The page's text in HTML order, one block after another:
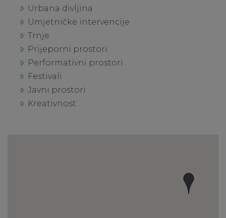
Urbana divljina
Umjetničke intervencije
Trnje
Prijeporni prostori
Performativni prostori
Festivali
Javni prostori
Kreativnost